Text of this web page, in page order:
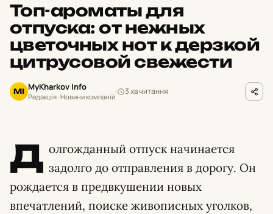
Топ-ароматы для
отпуска: от нежных
цветочных нот к дерзкой
цитрусовой свежести
MI MyKharkov Info
Редакція · Новини компаній
3 хв читання
Д олгожданный отпуск начинается
задолго до отправления в дорогу. Он
рождается в предвкушении новых
впечатлений, поиске живописных уголков,